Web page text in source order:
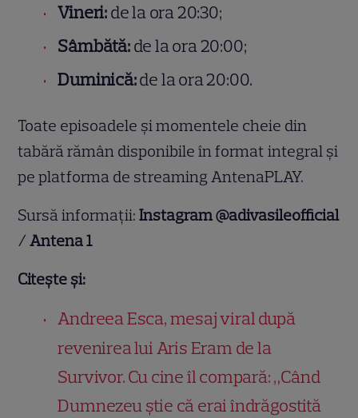
Vineri:de la ora 20:30;
Sâmbătă:de la ora 20:00;
Duminică:de la ora 20:00.
Toate episoadele și momentele cheie din
tabără rămân disponibile în format integral și
pe platforma de streaming AntenaPLAY.
Sursă informații:Instagram @adivasileofficial
/ Antena 1
Citește și:
Andreea Esca, mesaj viral după
revenirea lui Aris Eram de la
Survivor. Cu cine îl compară: „Când
Dumnezeu știe că erai îndrăgostită